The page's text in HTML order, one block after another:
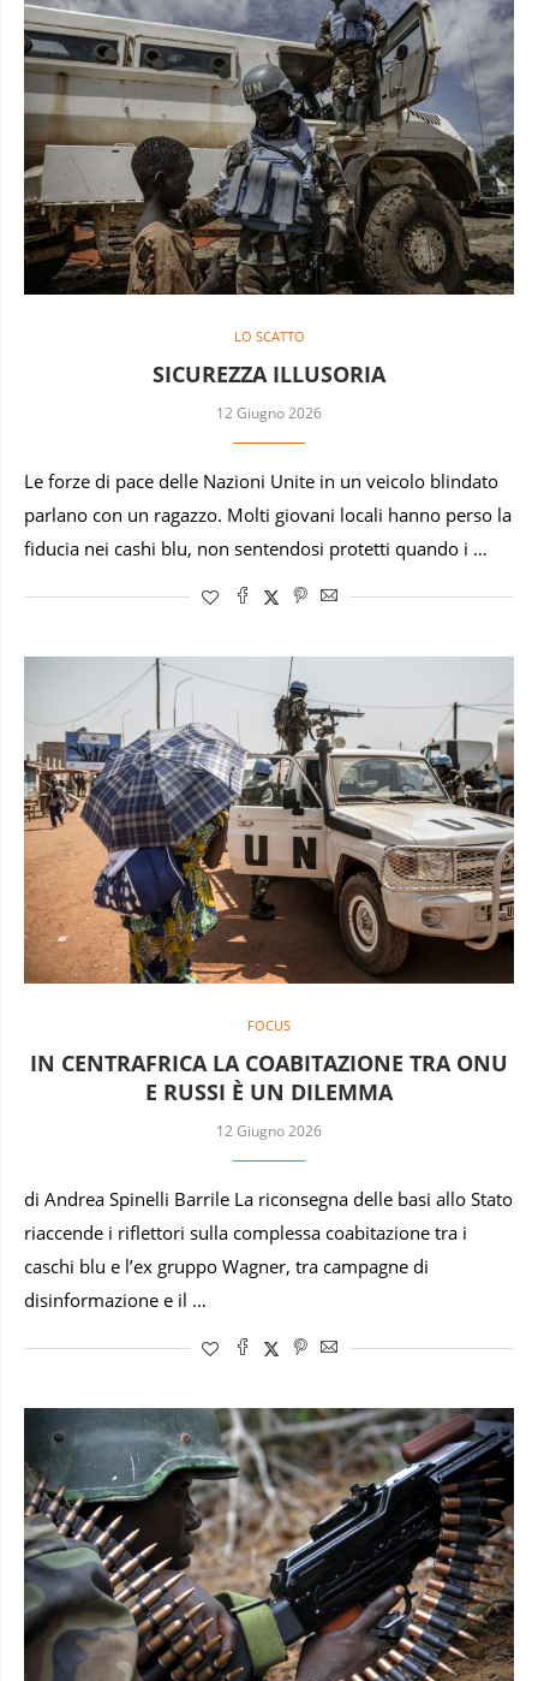
LO SCATTO
SICUREZZA ILLUSORIA
12 Giugno 2026
Le forze di pace delle Nazioni Unite in un veicolo blindato
parlano con un ragazzo. Molti giovani locali hanno perso la
fiducia nei cashi blu, non sentendosi protetti quando i …
FOCUS
IN CENTRAFRICA LA COABITAZIONE TRA ONU
E RUSSI È UN DILEMMA
12 Giugno 2026
di Andrea Spinelli Barrile La riconsegna delle basi allo Stato
riaccende i riflettori sulla complessa coabitazione tra i
caschi blu e l’ex gruppo Wagner, tra campagne di
disinformazione e il …